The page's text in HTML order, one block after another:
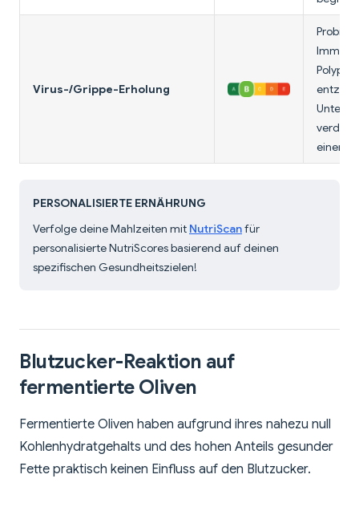
Virus-/Grippe-Erholung
einer
PERSONALISIERTE ERNÄHRUNG
Verfolge deine Mahlzeiten mit NutriScanfür
personalisierte NutriScores basierend auf deinen
spezifischen Gesundheitszielen!
Blutzucker-Reaktion auf
fermentierte Oliven
Fermentierte Oliven haben aufgrund ihres nahezu null
Kohlenhydratgehalts und des hohen Anteils gesunder
Fette praktisch keinen Einfluss auf den Blutzucker.